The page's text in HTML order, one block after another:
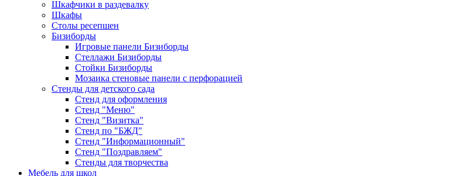
Шкафчики в раздевалку
Шкафы
Столы ресепшен
Бизиборды
Игровые панели Бизиборды
Стеллажи Бизиборды
Стойки Бизиборды
Мозаика стеновые панели с перфорацией
Стенды для детского сада
Стенд для оформления
Стенд "Меню"
Стенд "Визитка"
Стенд по "БЖД"
Стенд "Информационный"
Стенд "Поздравляем"
Стенды для творчества
Мебель для школ